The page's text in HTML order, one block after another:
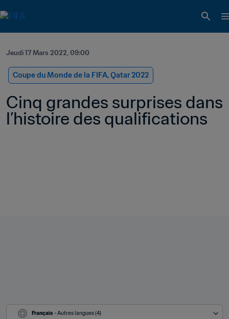
Jeudi 17 Mars 2022, 09:00
Coupe du Monde de la FIFA, Qatar 2022
Cinq grandes surprises dans
l’histoire des qualifications
Français - Autres langues (4)